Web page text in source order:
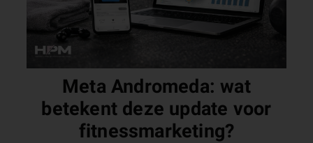
Meta Andromeda: wat
betekent deze update voor
fitnessmarketing?